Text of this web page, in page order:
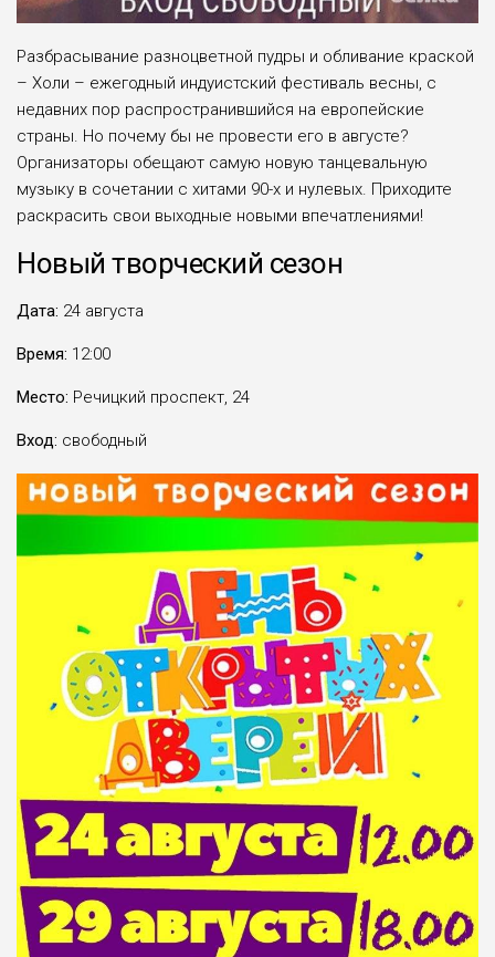
Разбрасывание разноцветной пудры и обливание краской
– Холи – ежегодный индуистский фестиваль весны, с
недавних пор распространившийся на европейские
страны. Но почему бы не провести его в августе?
Организаторы обещают самую новую танцевальную
музыку в сочетании с хитами 90-х и нулевых. Приходите
раскрасить свои выходные новыми впечатлениями!
Новый творческий сезон
Дата: 24 августа
Время: 12:00
Место: Речицкий проспект, 24
Вход: свободный